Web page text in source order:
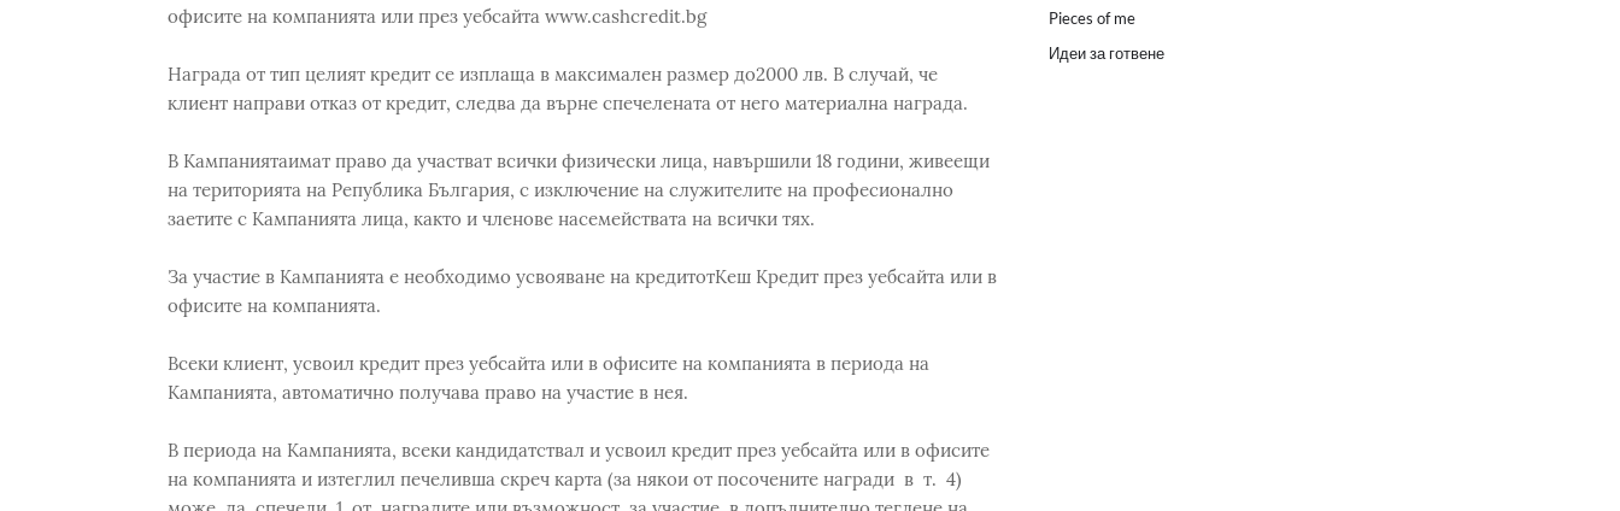
офисите на компанията или през уебсайта www.cashcredit.bg
Награда от тип целият кредит се изплаща в максимален размер до2000 лв. В случай, че
клиент направи отказ от кредит, следва да върне спечелената от него материална награда.
В Кампаниятаимат право да участват всички физически лица, навършили 18 години, живеещи
на територията на Република България, с изключение на служителите на професионално
заетите с Кампанията лица, както и членове насемействата на всички тях.
За участие в Kампанията е необходимо усвояване на кредитотКеш Кредит през уебсайта или в
офисите на компанията.
Всеки клиент, усвоил кредит през уебсайта или в офисите на компанията в периода на
Кампанията, автоматично получава право на участие в нея.
В периода на Кампанията, всеки кандидатствал и усвоил кредит през уебсайта или в офисите
на компанията и изтеглил печеливша скреч карта (за някои от посочените награди в т. 4)
Pieces of me
Идеи за готвене